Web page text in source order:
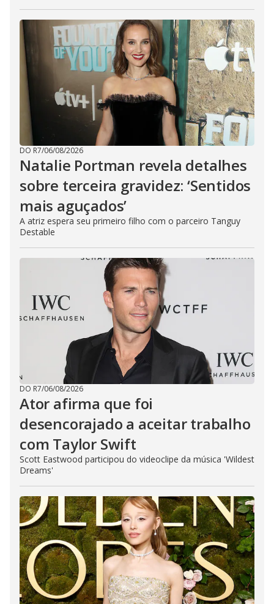
DO R7/06/08/2026
Natalie Portman revela detalhes
sobre terceira gravidez: ‘Sentidos
mais aguçados’
A atriz espera seu primeiro filho com o parceiro Tanguy
Destable
DO R7/06/08/2026
Ator afirma que foi
desencorajado a aceitar trabalho
com Taylor Swift
Scott Eastwood participou do videoclipe da música 'Wildest
Dreams'